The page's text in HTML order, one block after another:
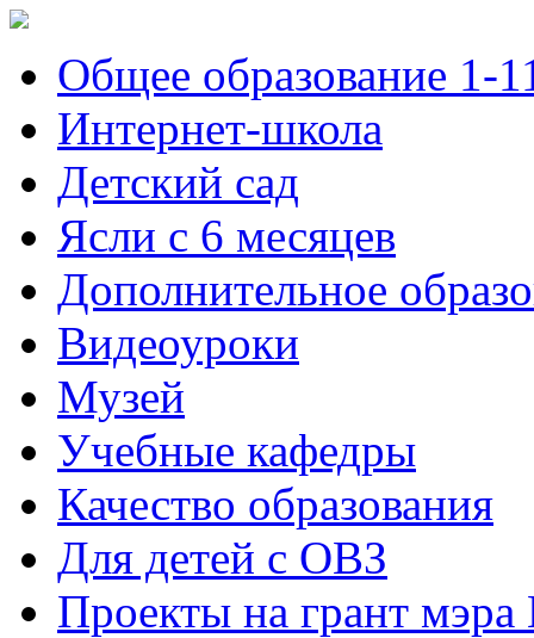
Общее образование 1-
Интернет-школа
Детский сад
Ясли с 6 месяцев
Дополнительное
Видеоуроки
Музей
Учебные кафедры
Качество образования
Для детей с ОВЗ
Проекты на грант